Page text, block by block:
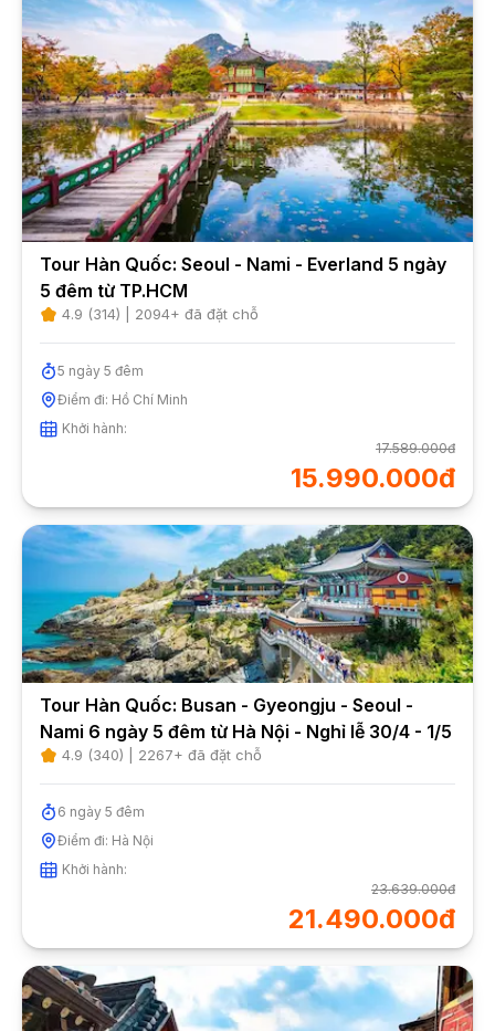
Tour Hàn Quốc: Seoul - Nami - Everland 5 ngày
5 đêm từ TP.HCM
4.9 (314) | 2094+ đã đặt chỗ
5 ngày 5 đêm
Điểm đi: Hồ Chí Minh
Khởi hành:
17.589.000đ
15.990.000đ
Tour Hàn Quốc: Busan - Gyeongju - Seoul -
Nami 6 ngày 5 đêm từ Hà Nội - Nghỉ lễ 30/4 - 1/5
4.9 (340) | 2267+ đã đặt chỗ
6 ngày 5 đêm
Điểm đi: Hà Nội
Khởi hành:
23.639.000đ
21.490.000đ